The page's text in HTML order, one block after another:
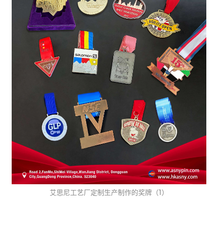
艾思尼工艺厂定制生产制作的奖牌（1）